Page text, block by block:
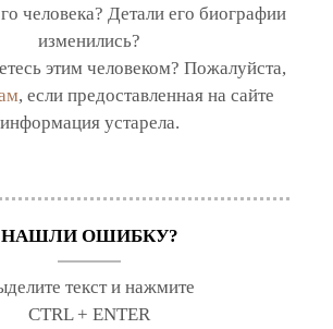
человека? Детали его биографии
изменились?
этим человеком? Пожалуйста,
, если предоставленная на сайте
информация устарела.
НАШЛИ ОШИБКУ?
текст и нажмите
CTRL + ENTER